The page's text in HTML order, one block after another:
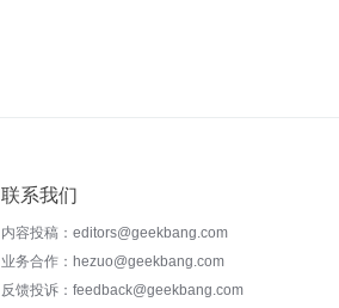
联系我们
内容投稿：editors@geekbang.com
业务合作：hezuo@geekbang.com
反馈投诉：feedback@geekbang.com